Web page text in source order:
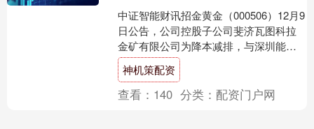
中证智能财讯招金黄金（000506）12月9
日公告，公司控股子公司斐济瓦图科拉
金矿有限公司为降本减排，与深圳能源
集团股份有限公司签署了《购电框架协
议》。根据协议....
神机策配资
查看： 140 分类： 配资门户网